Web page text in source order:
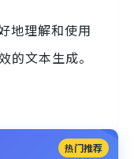
地理解和使用
的文本生成。
热门推荐